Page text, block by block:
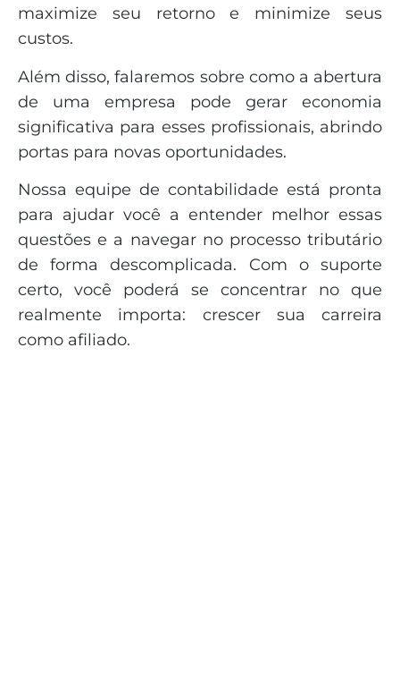
maximize seu retorno e minimize seus
custos.
Além disso, falaremos sobre como a abertura
de uma empresa pode gerar economia
significativa para esses profissionais, abrindo
portas para novas oportunidades.
Nossa equipe de contabilidade está pronta
para ajudar você a entender melhor essas
questões e a navegar no processo tributário
de forma descomplicada. Com o suporte
certo, você poderá se concentrar no que
realmente importa: crescer sua carreira
como afiliado.